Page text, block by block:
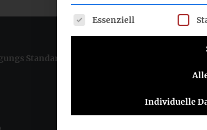
Standards Committee e.V.
Es folgt eine Liste der Service-
Essenziell
Individuelle